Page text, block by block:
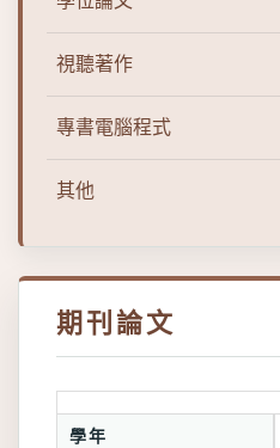
視聽著作
專書電腦程式
其他
期刊論文
學年